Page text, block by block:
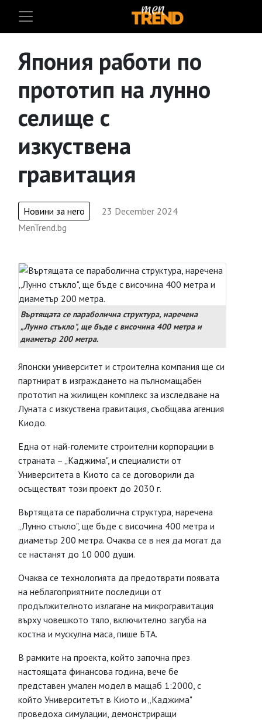
Япония работи по
прототип на лунно
селище с
изкуствена
гравитация
Новини за него
23 December 2024
MenTrend.bg
Въртящата се параболична структура, наречена
„Лунно стъкло", ще бъде с височина 400 метра и
диаметър 200 метра.
Японски университет и строителна компания ще си
партнират в изграждането на пълномащабен
прототип на жилищен комплекс за изследване на
Луната с изкуствена гравитация, съобщава агенция
Киодо.
Една от най-големите строителни корпорации в
страната – „Каджима", и специалисти от
Университета в Киото са се договорили да
осъществят този проект до 2030 г.
Въртящата се параболична структура, наречена
„Лунно стъкло", ще бъде с височина 400 метра и
диаметър 200 метра. Очаква се в нея да могат да
се настанят до 10 000 души.
Очаква се технологията да предотврати появата
на неблагоприятните последици от
продължителното излагане на микрогравитация
върху човешкото тяло, включително загуба на
костна и мускулна маса, пише БТА.
В рамките на проекта, който започна през
настоящата финансова година, вече бе
представен умален модел в мащаб 1:2000, с
който Университетът в Киото и „Каджима"
проведоха симулации, демонстриращи